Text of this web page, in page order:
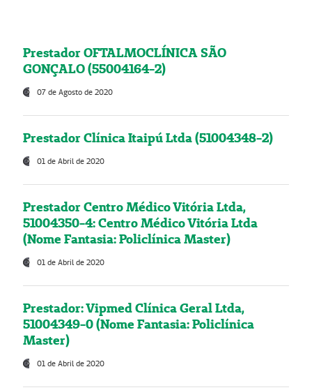
Prestador OFTALMOCLÍNICA SÃO
GONÇALO (55004164-2)
07 de Agosto de 2020
Prestador Clínica Itaipú Ltda (51004348-2)
01 de Abril de 2020
Prestador Centro Médico Vitória Ltda,
51004350-4: Centro Médico Vitória Ltda
(Nome Fantasia: Policlínica Master)
01 de Abril de 2020
Prestador: Vipmed Clínica Geral Ltda,
51004349-0 (Nome Fantasia: Policlínica
Master)
01 de Abril de 2020